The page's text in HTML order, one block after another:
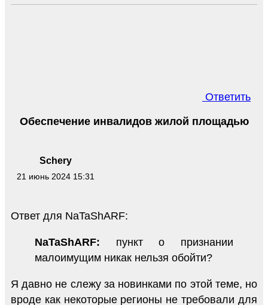
Ответить
Schery
21 июнь 2024 15:31
Обеспечение инвалидов жилой площадью
Ответ для NaTaShARF:
NaTaShARF: пункт о признании
малоимущим никак нельзя обойти?
Я давно не слежу за новинками по этой теме, но
вроде как некоторые регионы не требовали для